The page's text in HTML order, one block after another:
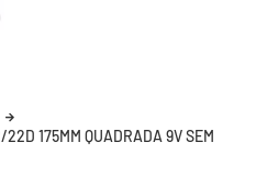
175MM QUADRADA 9V SEM